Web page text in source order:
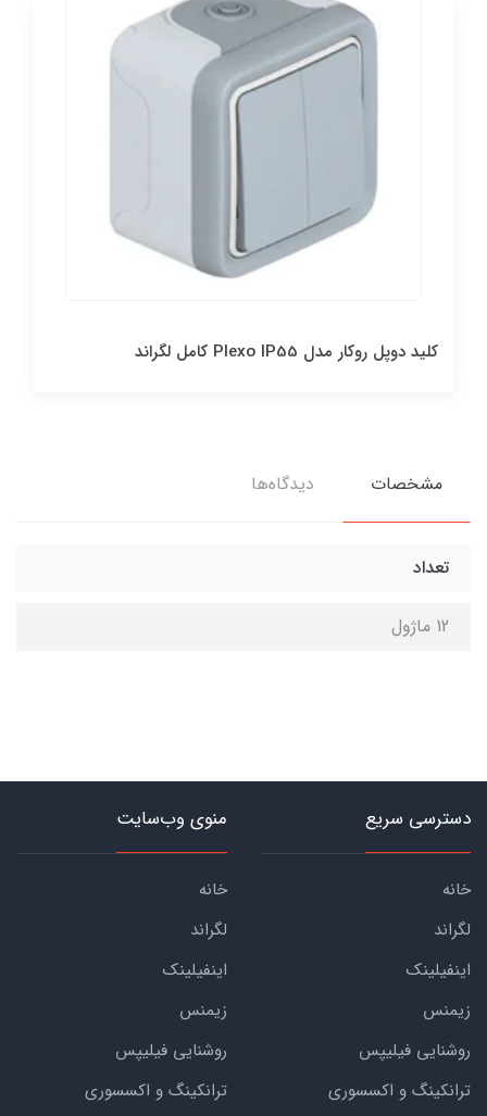
کليد دوپل روکار مدل Plexo IP55 کامل لگراند
مشخصات دیدگاه‌ها
تعداد
12 ماژول
دسترسی سریع
خانه
لگراند
اینفیلینک
زیمنس
روشنایی فیلیپس
ترانکینگ و اکسسوری
منوی وب‌سایت
خانه
لگراند
اینفیلینک
زیمنس
روشنایی فیلیپس
ترانکینگ و اکسسوری